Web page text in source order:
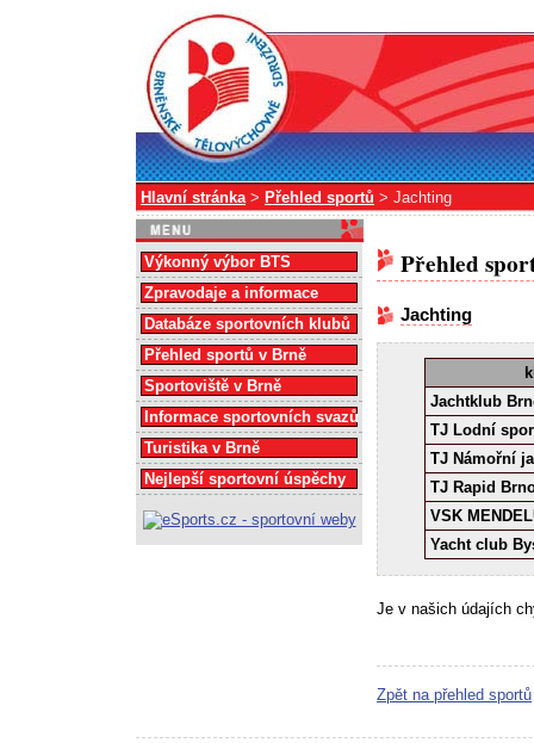
Hlavní stránka> Přehled sportů > Jachting
Přehled
Jachting
Jachtklub
TJ Lodní
TJ Námořní
TJ Rapid
VSK
Yacht club
Je v našich údajích
Zpět na přehled sportů
Výkonný výbor BTS
Zpravodaje a informace
Databáze sportovních klubů
Přehled sportů v Brně
Sportoviště v Brně
Informace sportovních svazů
Turistika v Brně
Nejlepší sportovní úspěchy